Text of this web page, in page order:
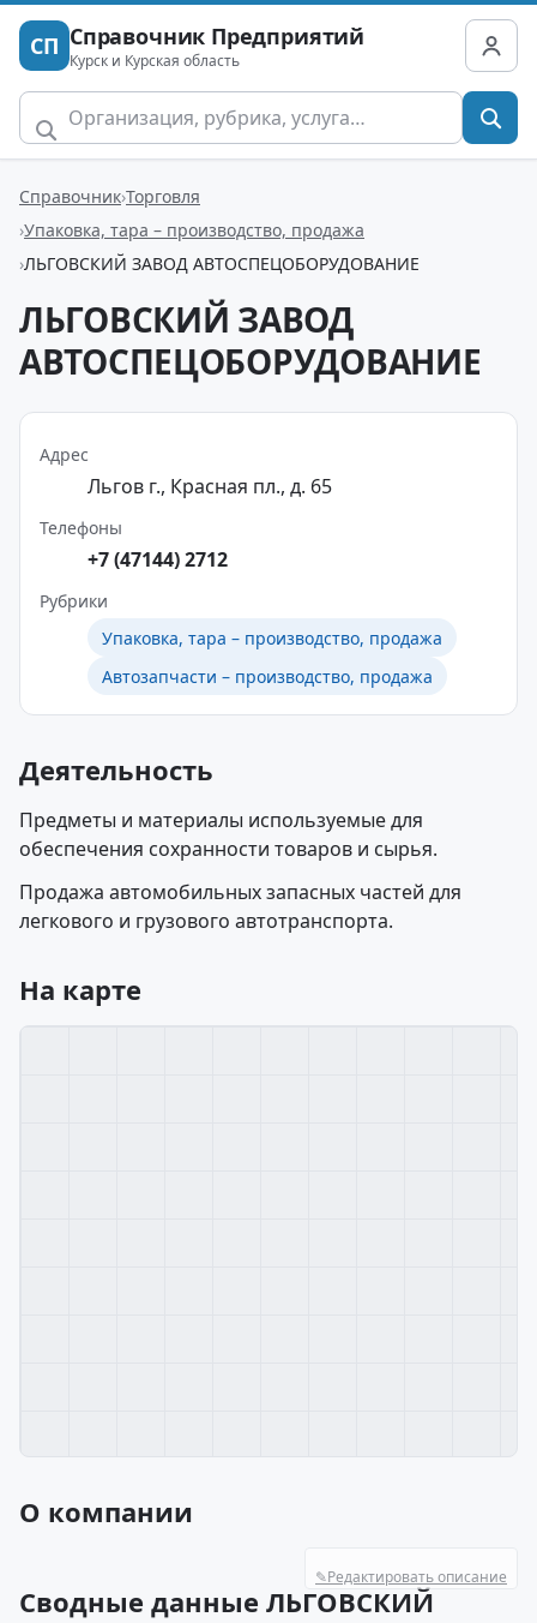
СП Справочник Предприятий
Курск и Курская область
Справочник Торговля
Упаковка, тара – производство, продажа
ЛЬГОВСКИЙ ЗАВОД АВТОСПЕЦОБОРУДОВАНИЕ
ЛЬГОВСКИЙ ЗАВОД
АВТОСПЕЦОБОРУДОВАНИЕ
Адрес
Льгов г., Кpасная пл., д. 65
Телефоны
+7 (47144) 2712
Рубрики
Упаковка, тара – производство, продажа
Автозапчасти – производство, продажа
Деятельность
Предметы и материалы используемые для
обеспечения сохранности товаров и сырья.
Продажа автомобильных запасных частей для
легкового и грузового автотранспорта.
На карте
О компании
✎Редактировать описание
Сводные данные ЛЬГОВСКИЙ